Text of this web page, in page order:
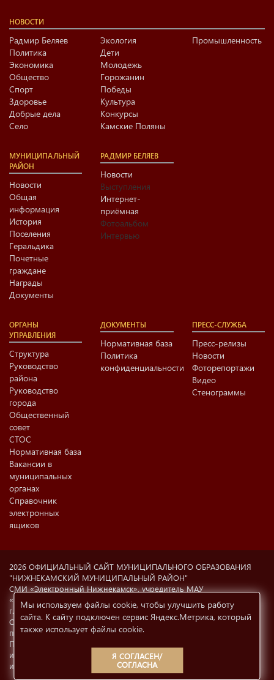
НОВОСТИ
Радмир Беляев
Политика
Экономика
Общество
Спорт
Здоровье
Добрые дела
Село
Экология
Дети
Молодежь
Горожанин
Победы
Культура
Конкурсы
Камские Поляны
Промышленность
МУНИЦИПАЛЬНЫЙ
РАЙОН
Новости
Общая
информация
История
Поселения
Геральдика
Почетные
граждане
Награды
Документы
РАДМИР БЕЛЯЕВ
Новости
Выступления
Интернет-
приёмная
Фотоальбом
Интервью
ОРГАНЫ
УПРАВЛЕНИЯ
Структура
Руководство
района
Руководство
города
Общественный
совет
СТОС
Нормативная база
Вакансии в
муниципальных
органах
Справочник
электронных
ящиков
ДОКУМЕНТЫ
Нормативная база
Политика
конфиденциальности
ПРЕСС-СЛУЖБА
Пресс-релизы
Новости
Фоторепортажи
Видео
Стенограммы
2026 ОФИЦИАЛЬНЫЙ САЙТ МУНИЦИПАЛЬНОГО ОБРАЗОВАНИЯ
"НИЖНЕКАМСКИЙ МУНИЦИПАЛЬНЫЙ РАЙОН"
СМИ «Электронный Нижнекамск», учредитель МАУ
«Информационный центр г. Нижнекамска» (423570 РФ, РТ,
г.Нижнекамск, ул. Ахтубинская, 6а). Свидетельство о регистрации
СМИ Эл №77-8606 от 12.02.2004, Министерство РФ по делам
печати, телерадиовещания и СМК.
При использовании материалов с сайта
источник информации обязательна.Условия использования
информации
Мы используем файлы cookie, чтобы улучшить работу
сайта. К сайту подключен сервис Яндекс.Метрика, который
также использует файлы cookie.
Я СОГЛАСЕН/
СОГЛАСНА